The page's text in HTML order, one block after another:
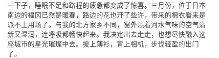
一下子，睡眠不足和路程的疲惫都变成了惊喜。三月份，位于日本
南边的福冈已然是暖春，路边的花也开了些许，带来的棉衣看来是
派不上用场了。与我的北方家乡不同，窗外混着河水气味的空气清
新又湿润，连呼吸都畅快起来。我决定出去走走，也想尽快融入这
座城市的星光璀璨中去。披上薄衫，背上相机，步伐轻盈的出门
了。